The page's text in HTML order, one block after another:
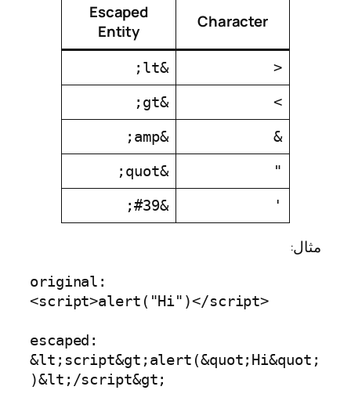
Character
Escaped
Entity
<
&lt;
>
&gt;
&
&amp;
"
&quot;
'
&#39;
مثال:
original:
<script>alert("Hi")</script>
escaped:
&lt;script&gt;alert(&quot;Hi&quot;
)&lt;/script&gt;